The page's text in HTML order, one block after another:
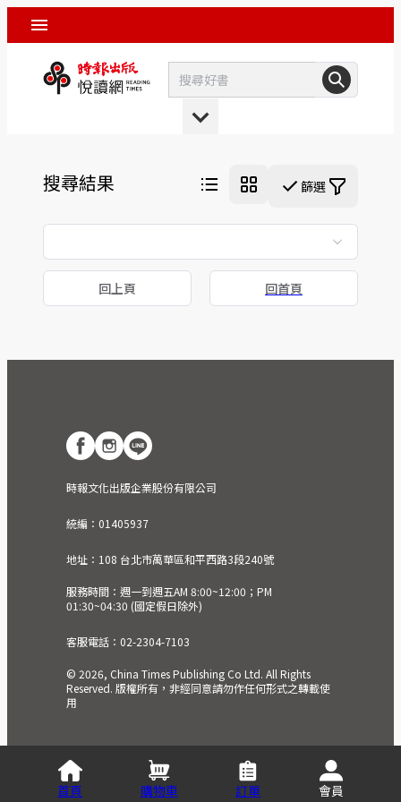
搜尋結果 篩選
回上頁 回首頁
時報文化出版企業股份有限公司
統編：01405937
地址：108 台北市萬華區和平西路3段240號
服務時間：週一到週五AM 8:00~12:00；PM
01:30~04:30 (國定假日除外)
客服電話：02-2304-7103
© 2026, China Times Publishing Co Ltd. All Rights
Reserved. 版權所有，非經同意請勿作任何形式之轉載使
用
首頁 購物車 訂單 會員